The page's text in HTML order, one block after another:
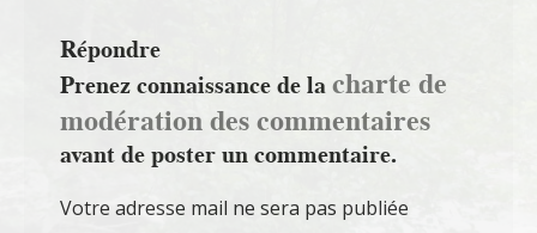
Répondre
Prenez connaissance de lacharte de
modération des commentaires
avant de poster un commentaire.
Votre adresse mail ne sera pas publiée